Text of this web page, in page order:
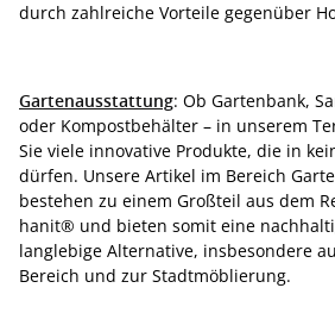
durch zahlreiche Vorteile gegenüber
Gartenausstattung: Ob Gartenbank,
oder Kompostbehälter – in unserem
Sie viele innovative Produkte, die in
dürfen. Unsere Artikel im Bereich
bestehen zu einem Großteil aus dem
hanit® und bieten somit eine
langlebige Alternative, insbesondere
Bereich und zur Stadtmöblierung.